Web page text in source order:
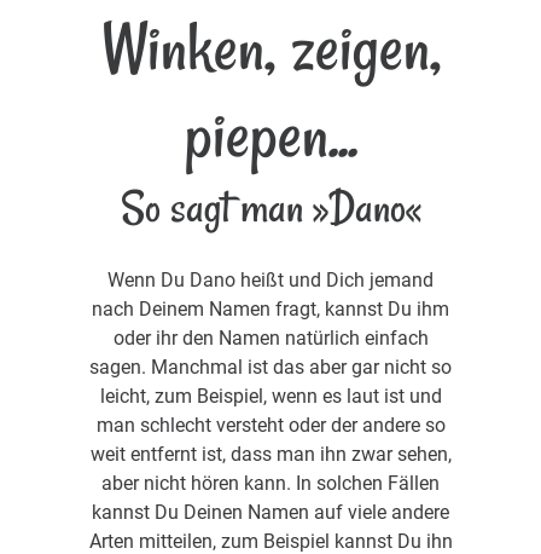
Winken, zeigen,
piepen...
So sagt man »Dano«
Wenn Du Dano heißt und Dich jemand
nach Deinem Namen fragt, kannst Du ihm
oder ihr den Namen natürlich einfach
sagen. Manchmal ist das aber gar nicht so
leicht, zum Beispiel, wenn es laut ist und
man schlecht versteht oder der andere so
weit entfernt ist, dass man ihn zwar sehen,
aber nicht hören kann. In solchen Fällen
kannst Du Deinen Namen auf viele andere
Arten mitteilen, zum Beispiel kannst Du ihn